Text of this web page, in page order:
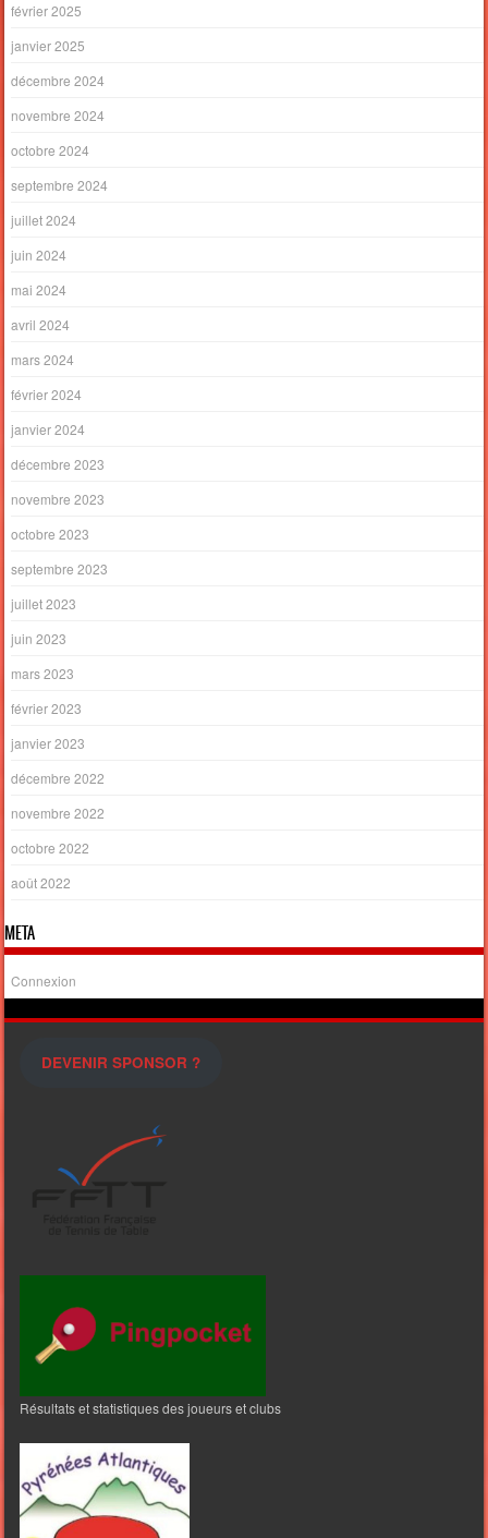
février 2025
janvier 2025
décembre 2024
novembre 2024
octobre 2024
septembre 2024
juillet 2024
juin 2024
mai 2024
avril 2024
mars 2024
février 2024
janvier 2024
décembre 2023
novembre 2023
octobre 2023
septembre 2023
juillet 2023
juin 2023
mars 2023
février 2023
janvier 2023
décembre 2022
novembre 2022
octobre 2022
août 2022
META
Connexion
DEVENIR SPONSOR ?
Résultats et statistiques des joueurs et clubs